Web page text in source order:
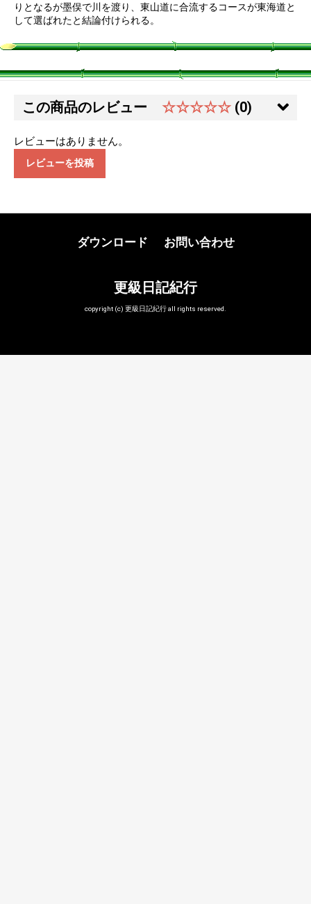
りとなるが墨俣で川を渡り、東山道に合流するコースが東海道と
して選ばれたと結論付けられる。
この商品のレビュー ☆☆☆☆☆ (0)
レビューはありません。
レビューを投稿
ダウンロード お問い合わせ
更級日記紀行
copyright (c) 更級日記紀行 all rights reserved.